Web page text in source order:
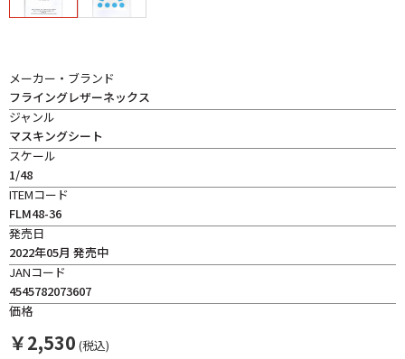
メーカー・ブランド
フライングレザーネックス
ジャンル
マスキングシート
スケール
1/48
ITEMコード
FLM48-36
発売日
2022年05月 発売中
JANコード
4545782073607
価格
￥2,530 (税込)